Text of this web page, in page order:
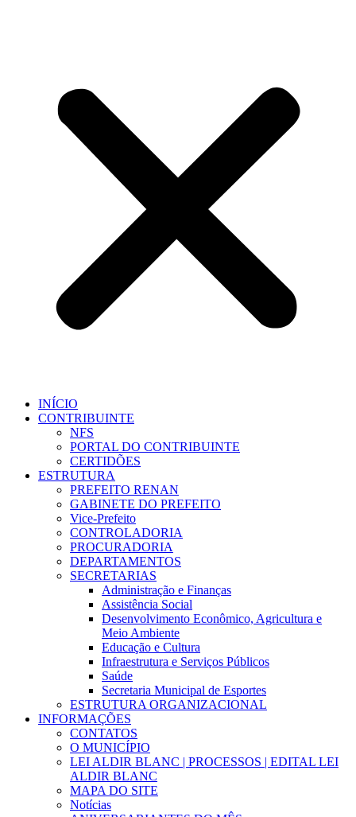
INÍCIO
CONTRIBUINTE
NFS
PORTAL DO CONTRIBUINTE
CERTIDÕES
ESTRUTURA
PREFEITO RENAN
GABINETE DO PREFEITO
Vice-Prefeito
CONTROLADORIA
PROCURADORIA
DEPARTAMENTOS
SECRETARIAS
Administração e Finanças
Assistência Social
Desenvolvimento Econômico, Agricultura e
Meio Ambiente
Educação e Cultura
Infraestrutura e Serviços Públicos
Saúde
Secretaria Municipal de Esportes
ESTRUTURA ORGANIZACIONAL
INFORMAÇÕES
CONTATOS
O MUNICÍPIO
LEI ALDIR BLANC | PROCESSOS | EDITAL LEI
ALDIR BLANC
MAPA DO SITE
Notícias